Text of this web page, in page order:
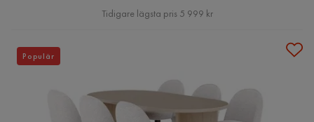
Pris
Tidigare lägsta pris 5 999 kr
Populär